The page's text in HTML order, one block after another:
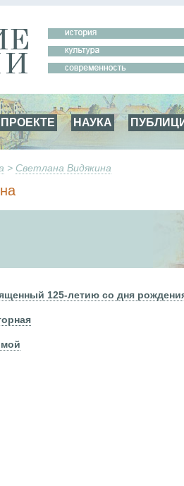
НАУКА
> Светлана Видякина
125-летию со дня